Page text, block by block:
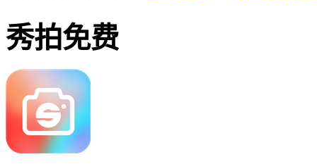
秀拍免费